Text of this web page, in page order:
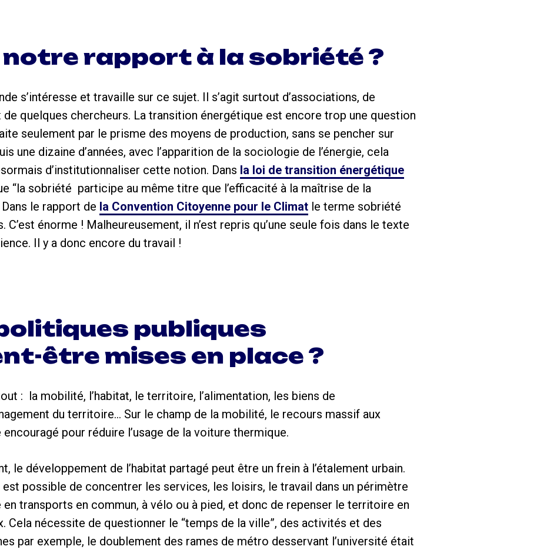
notre rapport à la sobriété ?
s’intéresse et travaille sur ce sujet. Il s’agit surtout d’associations, de
quelques chercheurs. La transition énergétique est encore trop une question
seulement par le prisme des moyens de production, sans se pencher sur
une dizaine d’années, avec l’apparition de la sociologie de l’énergie, cela
d’institutionnaliser cette notion. Dans la loi de transition énergétique
“la sobriété participe au même titre que l’efficacité à la maîtrise de la
le rapport de la Convention Citoyenne pour le Climat le terme sobriété
C’est énorme ! Malheureusement, il n’est repris qu’une seule fois dans le texte
Il y a donc encore du travail !
publiques
être mises en place ?
: la mobilité, l’habitat, le territoire, l’alimentation, les biens de
du territoire… Sur le champ de la mobilité, le recours massif aux
pour réduire l’usage de la voiture thermique.
le développement de l’habitat partagé peut être un frein à l’étalement urbain.
possible de concentrer les services, les loisirs, le travail dans un périmètre
transports en commun, à vélo ou à pied, et donc de repenser le territoire en
Cela nécessite de questionner le “temps de la ville”, des activités et des
par exemple, le doublement des rames de métro desservant l’université était